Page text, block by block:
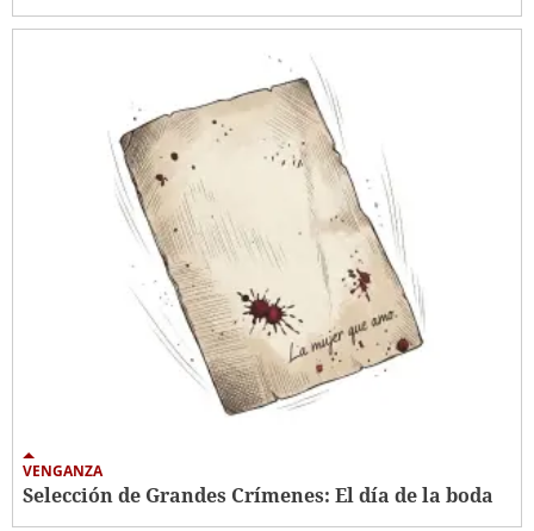
VENGANZA
Selección de Grandes Crímenes: El día de la boda